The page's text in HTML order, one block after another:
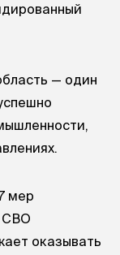
— один
мер
СВО
оказывать